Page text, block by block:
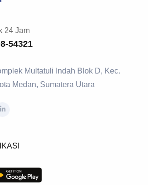
24 Jam
54321
Multatuli Indah Blok D, Kec.
Medan, Sumatera Utara